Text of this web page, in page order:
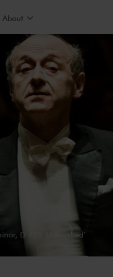
About
D 759 'Unfinished'